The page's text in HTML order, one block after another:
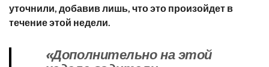
уточнили, добавив лишь, что это произойдет в
течение этой недели.
«Дополнительно на этой